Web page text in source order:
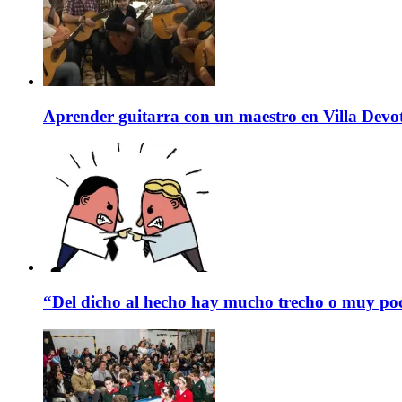
Aprender guitarra con un maestro en Villa
“Del dicho al hecho hay mucho trecho o muy